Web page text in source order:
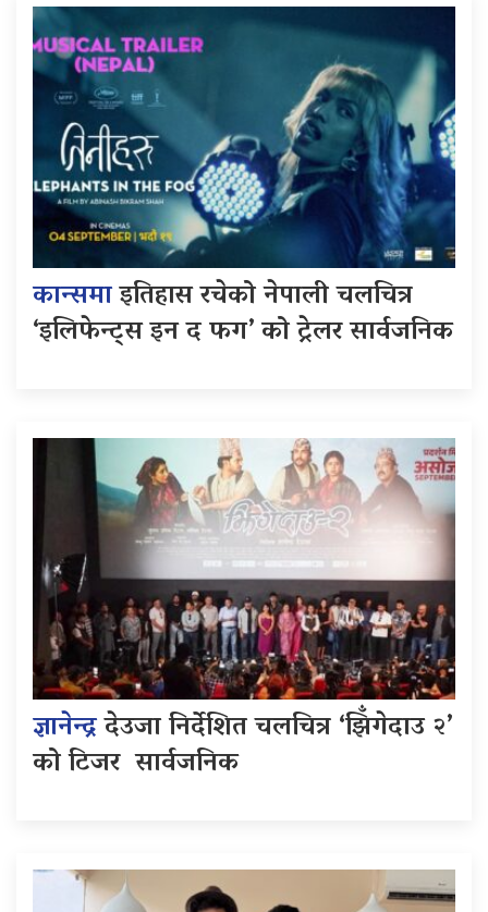
कान्समाइतिहास रचेको नेपाली चलचित्र
‘इलिफेन्ट्स इन द फग’ को ट्रेलर सार्वजनिक
ज्ञानेन्द्रदेउजा निर्देशित चलचित्र ‘झिँगेदाउ २’
को टिजर सार्वजनिक